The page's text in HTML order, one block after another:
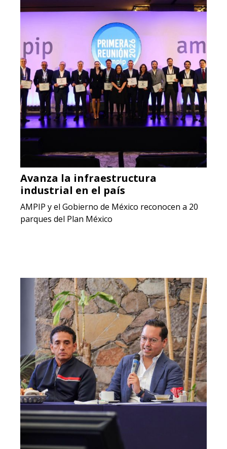
Avanza la infraestructura
industrial en el país
AMPIP y el Gobierno de México reconocen a 20
parques del Plan México